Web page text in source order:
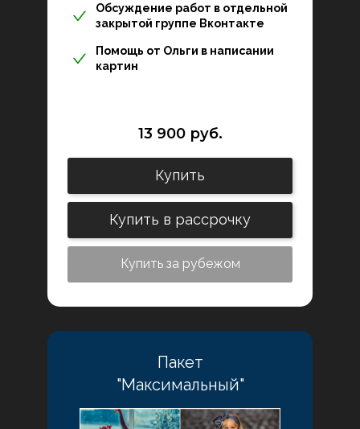
Обсуждение работ в отдельной
закрытой группе Вконтакте
Помощь от Ольги в написании
картин
13 900 руб.
Купить
Купить в рассрочку
Купить за рубежом
Пакет
"Максимальный"